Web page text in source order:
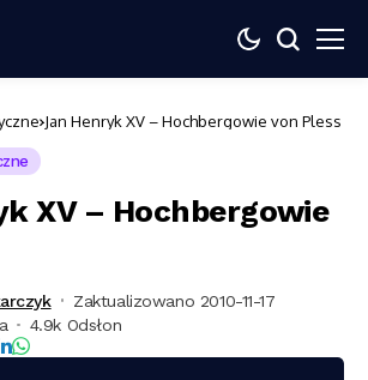
Jan Henryk XV – Hochbergowie von Pless
XV – Hochbergowie
Zaktualizowano 2010-11-17
4.9k Odsłon